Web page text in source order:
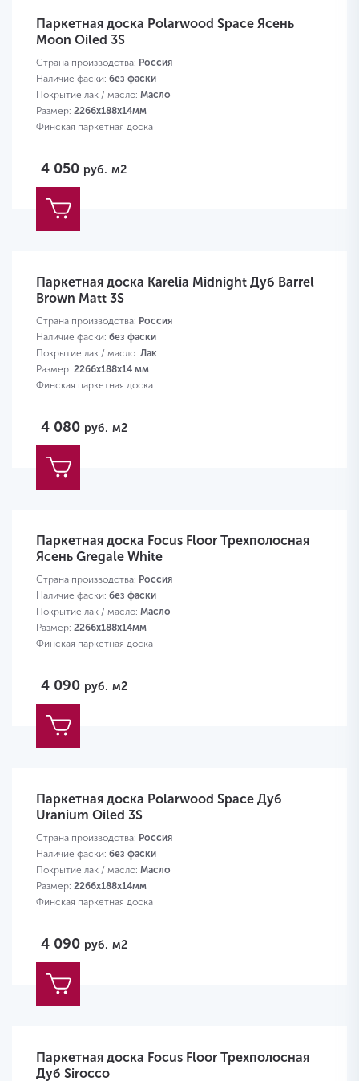
Паркетная доска Polarwood Space Ясень
Moon Oiled 3S
Страна производства: Россия
Наличие фаски: без фаски
Покрытие лак / масло: Масло
Размер: 2266х188х14мм
Финская паркетная доска
4 050 руб. м2
Паркетная доска Karelia Midnight Дуб Barrel
Brown Matt 3S
Страна производства: Россия
Наличие фаски: без фаски
Покрытие лак / масло: Лак
Размер: 2266х188х14 мм
Финская паркетная доска
4 080 руб. м2
Паркетная доска Focus Floor Трехполосная
Ясень Gregale White
Страна производства: Россия
Наличие фаски: без фаски
Покрытие лак / масло: Масло
Размер: 2266х188х14мм
Финская паркетная доска
4 090 руб. м2
Паркетная доска Polarwood Space Дуб
Uranium Oiled 3S
Страна производства: Россия
Наличие фаски: без фаски
Покрытие лак / масло: Масло
Размер: 2266х188х14мм
Финская паркетная доска
4 090 руб. м2
Паркетная доска Focus Floor Трехполосная
Дуб Sirocco